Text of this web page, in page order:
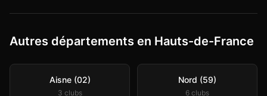
Autres départements en Hauts-de-France
Aisne (02)
3 clubs
Nord (59)
6 clubs